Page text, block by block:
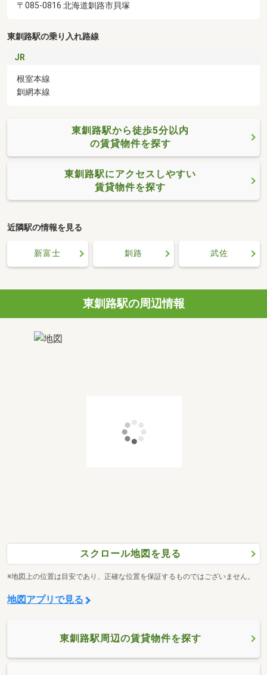
〒085-0816 北海道釧路市貝塚
東釧路駅の乗り入れ路線
JR
根室本線
釧網本線
東釧路駅から徒歩5分以内
の賃貸物件を探す
東釧路駅にアクセスしやすい
賃貸物件を探す
近隣駅の情報を見る
新富士 釧路 武佐
東釧路駅の周辺情報
スクロール地図を見る
※地図上の位置は目安であり、正確な位置を保証するものではございません。
地図アプリで見る
東釧路駅周辺の賃貸物件を探す